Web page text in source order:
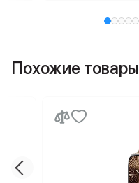
Похожие товары